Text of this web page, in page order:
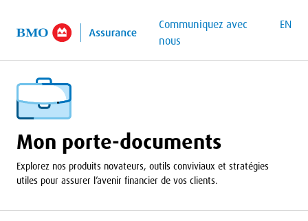
Communiquez avec
nous
EN
Mon porte-documents
Explorez nos produits novateurs, outils conviviaux et stratégies
utiles pour assurer l’avenir financier de vos clients.